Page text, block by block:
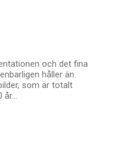
och det fina
håller än.
som är totalt